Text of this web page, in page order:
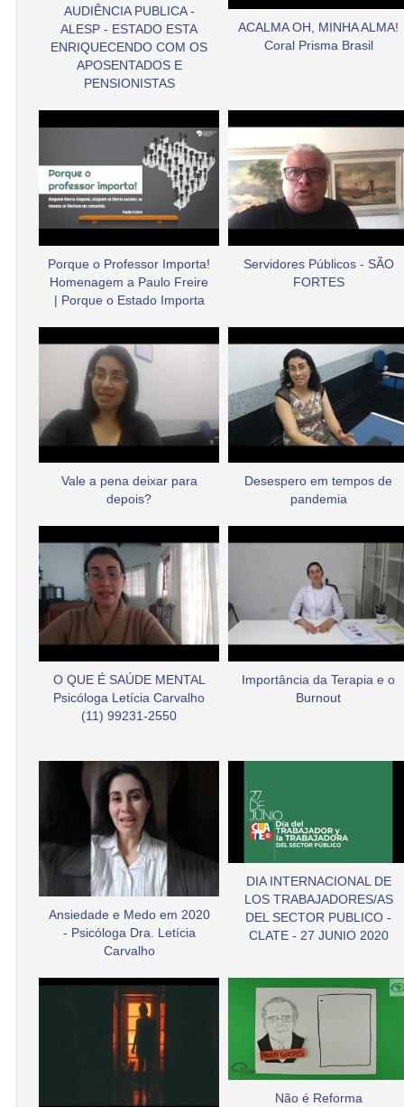
AUDIÊNCIA PUBLICA -
ALESP - ESTADO ESTA
ENRIQUECENDO COM OS
APOSENTADOS E
PENSIONISTAS
ACALMA OH, MINHA ALMA!
Coral Prisma Brasil
Porque o Professor Importa!
Homenagem a Paulo Freire
| Porque o Estado Importa
Servidores Públicos - SÃO
FORTES
Vale a pena deixar para
depois?
Desespero em tempos de
pandemia
O QUE É SAÚDE MENTAL
Psicóloga Letícia Carvalho
(11) 99231-2550
Importância da Terapia e o
Burnout
Ansiedade e Medo em 2020
- Psicóloga Dra. Letícia
Carvalho
DIA INTERNACIONAL DE
LOS TRABAJADORES/AS
DEL SECTOR PUBLICO -
CLATE - 27 JUNIO 2020
Não é Reforma